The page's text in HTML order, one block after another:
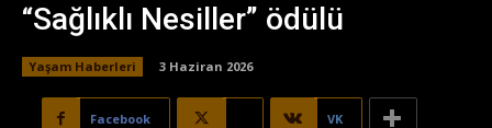
“Sağlıklı Nesiller” ödülü
Yaşam Haberleri 3 Haziran 2026
Facebook VK